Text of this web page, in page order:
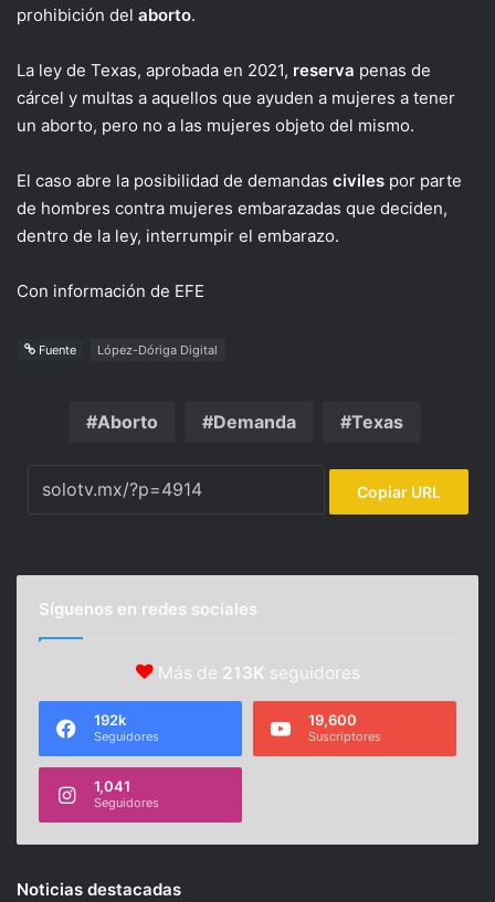
prohibición del aborto.
La ley de Texas, aprobada en 2021, reserva penas de
cárcel y multas a aquellos que ayuden a mujeres a tener
un aborto, pero no a las mujeres objeto del mismo.
El caso abre la posibilidad de demandas civiles por parte
de hombres contra mujeres embarazadas que deciden,
dentro de la ley, interrumpir el embarazo.
Con información de EFE
Fuente López-Dóriga Digital
Aborto Demanda Texas
Copiar URL
Síguenos en redes sociales
Más de 213K seguidores
192k
Seguidores
19,600
Suscriptores
1,041
Seguidores
Noticias destacadas